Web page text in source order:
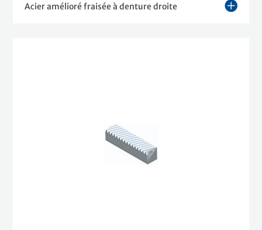
Acier amélioré fraisée à denture droite